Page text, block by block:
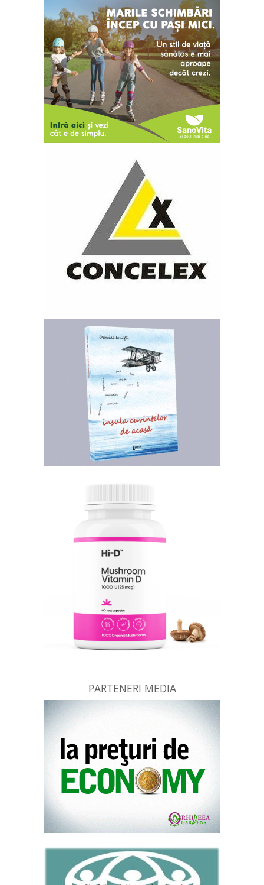
PARTENERI MEDIA